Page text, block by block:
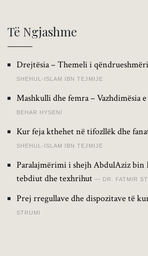
Të Ngjashme
Drejtësia – Themeli i
SHEHUL-ISLAM IBN TEJMIJE
Mashkulli dhe femra – Vazhdimësia
BEHAR HYSENI
Kur feja kthehet në tifozllëk dhe
SHEHUL-ISLAM IBN TEJMIJE
Paralajmërimi i shejh AbdulAziz bin
tebdiut dhe texhrihut
DR. FATMIR
Prej rregullave dhe dispozitave të
STRUMI